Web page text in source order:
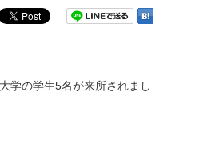
学の学生5名が来所されまし